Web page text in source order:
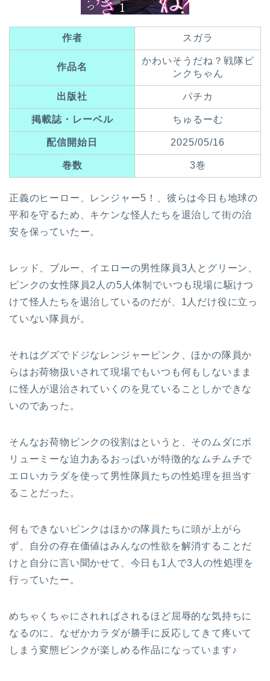
作者 スガラ
作品名
かわいそうだね？戦隊ピ
ンクちゃん
出版社 パチカ
掲載誌・レーベル ちゅるーむ
配信開始日 2025/05/16
巻数 3巻
正義のヒーロー、レンジャー5！、彼らは今日も地球の
平和を守るため、キケンな怪人たちを退治して街の治
安を保っていたー。
レッド、ブルー、イエローの男性隊員3人とグリーン、
ピンクの女性隊員2人の5人体制でいつも現場に駆けつ
けて怪人たちを退治しているのだが、1人だけ役に立っ
ていない隊員が。
それはグズでドジなレンジャーピンク、ほかの隊員か
らはお荷物扱いされて現場でもいつも何もしないまま
に怪人が退治されていくのを見ていることしかできな
いのであった。
そんなお荷物ピンクの役割はというと、そのムダにボ
リューミーな迫力あるおっぱいが特徴的なムチムチで
エロいカラダを使って男性隊員たちの性処理を担当す
ることだった。
何もできないピンクはほかの隊員たちに頭が上がら
ず、自分の存在価値はみんなの性欲を解消することだ
けと自分に言い聞かせて、今日も1人で3人の性処理を
行っていたー。
めちゃくちゃにされればされるほど屈辱的な気持ちに
なるのに、なぜかカラダが勝手に反応してきて疼いて
しまう変態ピンクが楽しめる作品になっています♪